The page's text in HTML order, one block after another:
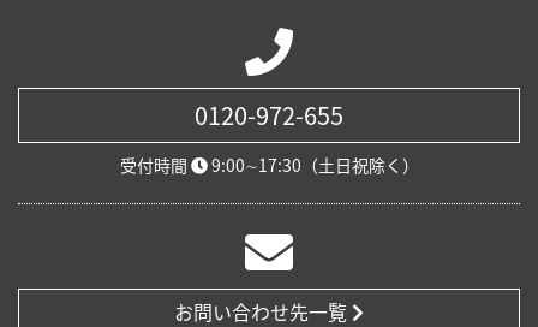
0120-972-655
受付時間 9:00∼17:30（土日祝除く）
お問い合わせ先一覧